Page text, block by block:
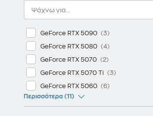
GeForce RTX 5090
GeForce RTX 5080
GeForce RTX 5070
GeForce RTX 5070 Ti
GeForce RTX 5060
Περισσότερα (11)